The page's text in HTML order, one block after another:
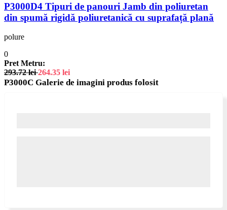
P3000D4 Tipuri de panouri Jamb din poliuretan
din spumă rigidă poliuretanică cu suprafață plană
polure
0
Pret Metru:
293.72lei 264.35 lei
P3000C Galerie de imagini produs folosit